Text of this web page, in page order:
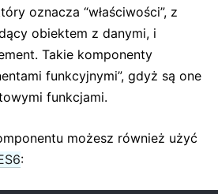
oznacza “właściwości”, z
obiektem z danymi, i
Takie komponenty
funkcyjnymi”, gdyż są one
funkcjami.
możesz również użyć
:
typów
PropTypes